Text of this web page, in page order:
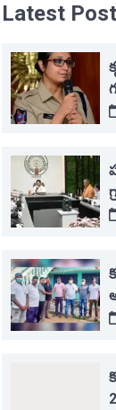
Latest Post